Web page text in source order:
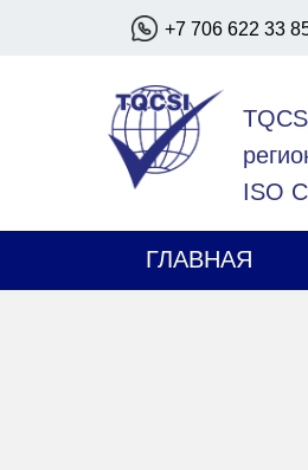
+7 706 622 33
ISO
ГЛАВНАЯ